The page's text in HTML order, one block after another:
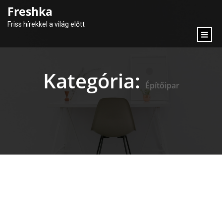
Freshka
Friss hírekkel a világ előtt
Kategória: Építőipar